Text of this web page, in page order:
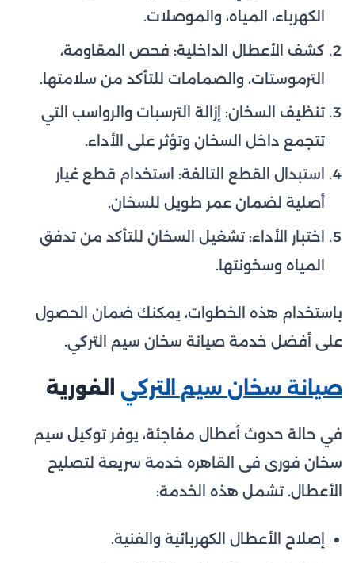
الكهرباء، المياه، والموصلات.
كشف الأعطال الداخلية: فحص المقاومة،
الترموستات، والصمامات للتأكد من سلامتها.
تنظيف السخان: إزالة الترسبات والرواسب التي
تتجمع داخل السخان وتؤثر على الأداء.
استبدال القطع التالفة: استخدام قطع غيار
أصلية لضمان عمر طويل للسخان.
اختبار الأداء: تشغيل السخان للتأكد من تدفق
المياه وسخونتها.
باستخدام هذه الخطوات، يمكنك ضمان الحصول
على أفضل خدمة صيانة سخان سيم التركي.
صيانة سخان سيم التركي الفورية
في حالة حدوث أعطال مفاجئة، يوفر توكيل سيم
سخان فورى فى القاهره خدمة سريعة لتصليح
الأعطال. تشمل هذه الخدمة:
إصلاح الأعطال الكهربائية والفنية.